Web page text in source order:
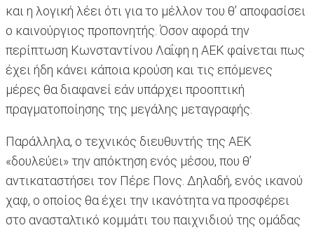
και η λογική λέει ότι για το μέλλον του θ’ αποφασίσει
ο καινούργιος προπονητής. Όσον αφορά την
περίπτωση Κωνσταντίνου Λαΐφη η ΑΕΚ φαίνεται πως
έχει ήδη κάνει κάποια κρούση και τις επόμενες
μέρες θα διαφανεί εάν υπάρχει προοπτική
πραγματοποίησης της μεγάλης μεταγραφής.
Παράλληλα, ο τεχνικός διευθυντής της ΑΕΚ
«δουλεύει» την απόκτηση ενός μέσου, που θ’
αντικαταστήσει τον Πέρε Πονς. Δηλαδή, ενός ικανού
χαφ, ο οποίος θα έχει την ικανότητα να προσφέρει
στο ανασταλτικό κομμάτι του παιχνιδιού της ομάδας